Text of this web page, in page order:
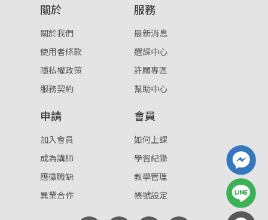
關於
關於我們
使用者條款
隱私權政策
服務契約
服務
最新消息
選課中心
許願專區
幫助中心
申請
加入會員
成為講師
應徵職缺
異業合作
會員
如何上課
學習紀錄
教學管理
帳號設定